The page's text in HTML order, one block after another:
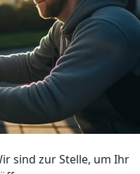
sind zur Stelle, um Ihr